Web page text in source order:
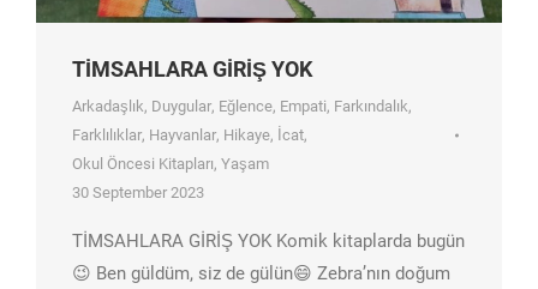
TİMSAHLARA GİRİŞ YOK
Arkadaşlık, Duygular, Eğlence, Empati, Farkındalık,
Farklılıklar, Hayvanlar, Hikaye, İcat,
Okul Öncesi Kitapları, Yaşam
30 September 2023
TİMSAHLARA GİRİŞ YOK Komik kitaplarda bugün
😉 Ben güldüm, siz de gülün😄 Zebra’nın doğum